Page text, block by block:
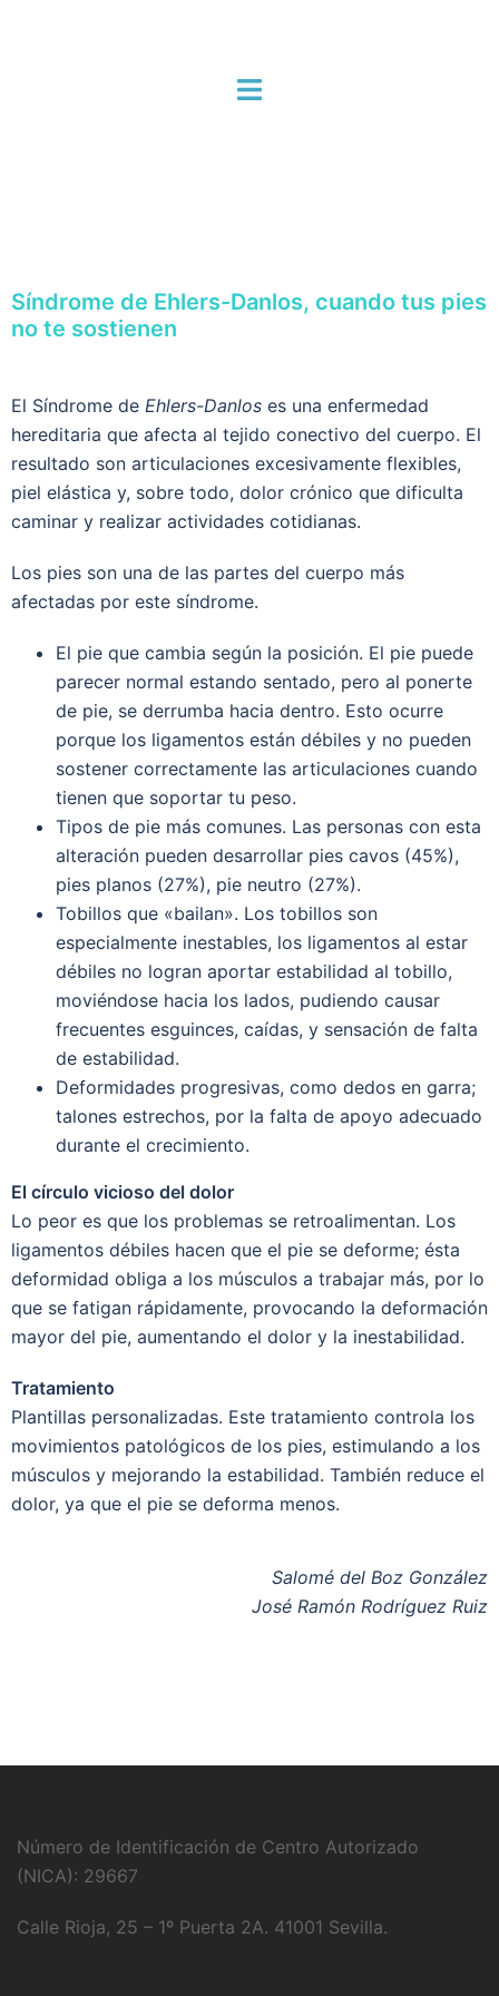
Síndrome de Ehlers-Danlos, cuando tus pies
no te sostienen
El Síndrome de Ehlers-Danlos es una enfermedad
hereditaria que afecta al tejido conectivo del cuerpo. El
resultado son articulaciones excesivamente flexibles,
piel elástica y, sobre todo, dolor crónico que dificulta
caminar y realizar actividades cotidianas.
Los pies son una de las partes del cuerpo más
afectadas por este síndrome.
El pie que cambia según la posición. El pie puede
parecer normal estando sentado, pero al ponerte
de pie, se derrumba hacia dentro. Esto ocurre
porque los ligamentos están débiles y no pueden
sostener correctamente las articulaciones cuando
tienen que soportar tu peso.
Tipos de pie más comunes. Las personas con esta
alteración pueden desarrollar pies cavos (45%),
pies planos (27%), pie neutro (27%).
Tobillos que «bailan». Los tobillos son
especialmente inestables, los ligamentos al estar
débiles no logran aportar estabilidad al tobillo,
moviéndose hacia los lados, pudiendo causar
frecuentes esguinces, caídas, y sensación de falta
de estabilidad.
Deformidades progresivas, como dedos en garra;
talones estrechos, por la falta de apoyo adecuado
durante el crecimiento.
El círculo vicioso del dolor
Lo peor es que los problemas se retroalimentan. Los
ligamentos débiles hacen que el pie se deforme; ésta
deformidad obliga a los músculos a trabajar más, por lo
que se fatigan rápidamente, provocando la deformación
mayor del pie, aumentando el dolor y la inestabilidad.
Tratamiento
Plantillas personalizadas. Este tratamiento controla los
movimientos patológicos de los pies, estimulando a los
músculos y mejorando la estabilidad. También reduce el
dolor, ya que el pie se deforma menos.
Salomé del Boz González
José Ramón Rodríguez Ruiz
Número de Identificación de Centro Autorizado
(NICA): 29667
Calle Rioja, 25 – 1º Puerta 2A. 41001 Sevilla.